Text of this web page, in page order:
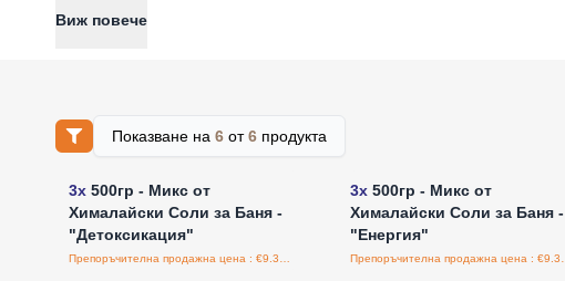
Виж повече
Показване на 6от6продукта
Влезте за цени на едро
3x 500гр - Микс от
Хималайски Соли за Баня -
"Детоксикация"
3x500гр - Микс от
Хималайски Соли за Баня -
"Енергия"